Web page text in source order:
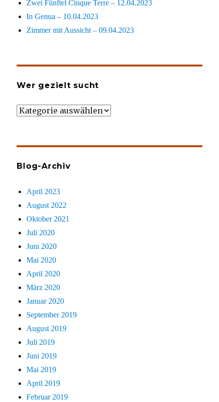
Zwei Fünftel Cinque Terre – 12.04.2023
In Genua – 10.04.2023
Zimmer mit Aussicht – 09.04.2023
Wer gezielt sucht
Wer
Blog-Archiv
April 2023
August 2022
Oktober 2021
Juli 2020
Juni 2020
Mai 2020
April 2020
März 2020
Januar 2020
September 2019
August 2019
Juli 2019
Juni 2019
Mai 2019
April 2019
Februar 2019